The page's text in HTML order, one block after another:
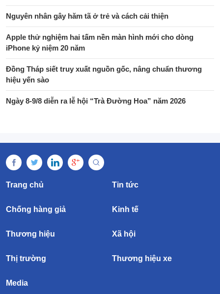
Nguyên nhân gây hăm tã ở trẻ và cách cải thiện
Apple thử nghiệm hai tấm nền màn hình mới cho dòng
iPhone kỷ niệm 20 năm
Đồng Tháp siết truy xuất nguồn gốc, nâng chuẩn thương
hiệu yến sào
Ngày 8-9/8 diễn ra lễ hội “Trà Đường Hoa” năm 2026
Trang chủ Tin tức
Chống hàng giả Kinh tế
Thương hiệu Xã hội
Thị trường Thương hiệu xe
Media